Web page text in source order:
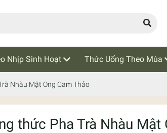
Nhịp Sinh Hoạt Thức Uống Theo Mùa
Nhàu Mật Ong Cam Thảo
thức Pha Trà Nhàu Mật